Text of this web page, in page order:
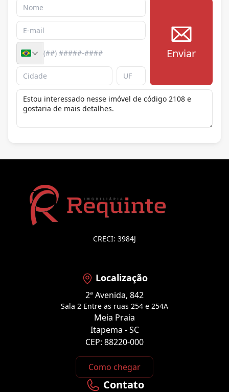
Enviar
CRECI: 3984J
Localização
2ª Avenida, 842
Sala 2 Entre as ruas 254 e 254A
Meia Praia
Itapema - SC
CEP: 88220-000
Como chegar
Contato